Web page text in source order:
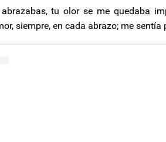
tu olor se me quedaba
siempre, en cada abrazo; me sentía